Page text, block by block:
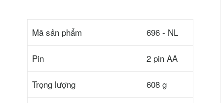
Mã sản phẩm 696 - NL
Pin 2 pin AA
Trọng lượng 608 g